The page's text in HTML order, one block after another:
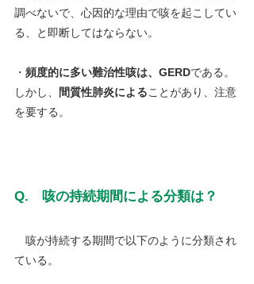
調べないで、心因的な理由で咳を起こしてい
る、と即断してはならない。
・ 頻度的に多い難治性咳は、GERDである。
しかし、 間質性肺炎によることがあり、注意
を要する。
Q.　咳の持続期間による分類は？
咳が持続する期間で以下のように分類され
ている。